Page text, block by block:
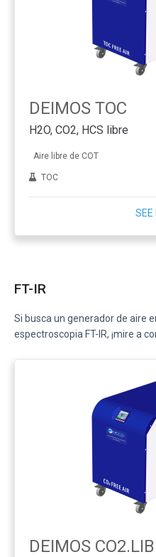
DEIMOS TOC
H2O, CO2, HCS libre
Aire libre de COT
TOC
SEE
FT-IR
Si busca un generador de aire
espectroscopia FT-IR, ¡mire a
DEIMOS